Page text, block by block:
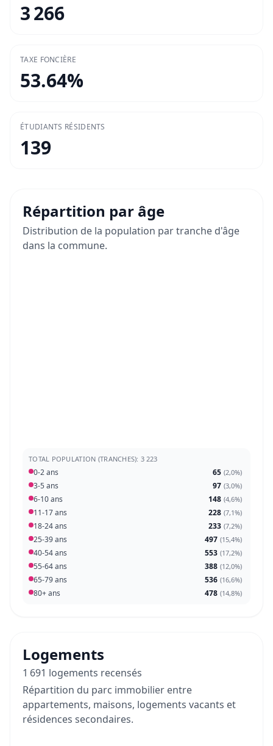
3 266
TAXE FONCIÈRE
53.64%
ÉTUDIANTS RÉSIDENTS
139
Répartition par âge
Distribution de la population par tranche d'âge
dans la commune.
TOTAL POPULATION (TRANCHES): 3 223
0-2 ans 65 (2,0%)
3-5 ans 97 (3,0%)
6-10 ans 148 (4,6%)
11-17 ans 228 (7,1%)
18-24 ans 233 (7,2%)
25-39 ans 497 (15,4%)
40-54 ans 553 (17,2%)
55-64 ans 388 (12,0%)
65-79 ans 536 (16,6%)
80+ ans 478 (14,8%)
Logements
1 691 logements recensés
Répartition du parc immobilier entre
appartements, maisons, logements vacants et
résidences secondaires.